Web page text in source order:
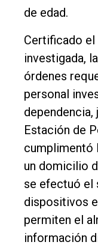
de edad.
Certificado
investigada,
órdenes
personal
Estación de
cumplimentó
un domicilio
se efectuó el
dispositivos
permiten el
información